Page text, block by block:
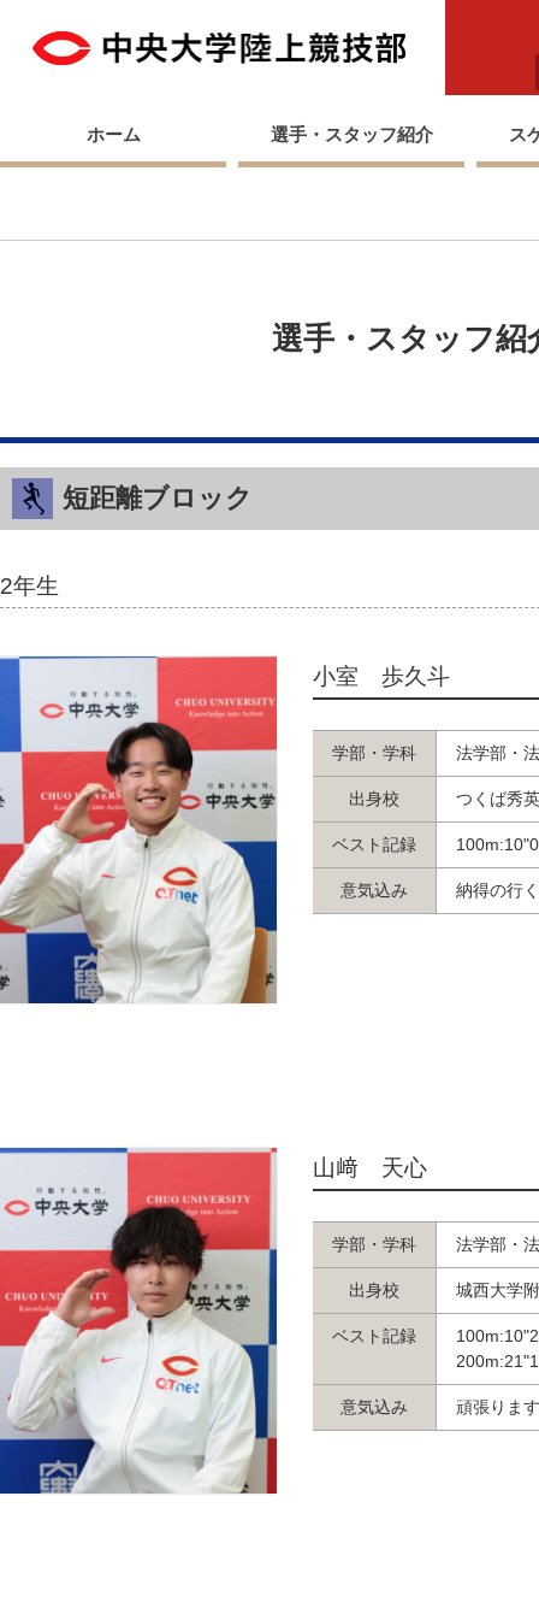
ホーム 選手・スタッフ紹介 ス
選手・スタッフ紹
短距離ブロック
2年生
小室 歩久斗
学部・学科 法学部・
出身校 つくば秀
ベスト記録
意気込み 納得の行
山﨑 天心
学部・学科 法学部・
出身校 城西大学
ベスト記録
意気込み 頑張りま